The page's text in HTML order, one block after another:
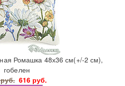
Ромашка 48х36 см(+/-2 см),
гобелен
616 руб.